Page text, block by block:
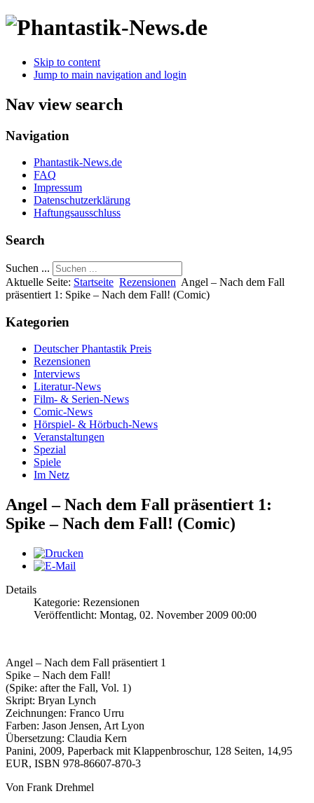
Skip to content
Jump to main navigation and login
Nav view search
Navigation
Phantastik-News.de
FAQ
Impressum
Datenschutzerklärung
Haftungsausschluss
Search
Suchen ...
Aktuelle Seite: Startseite Rezensionen Angel – Nach dem Fall
präsentiert 1: Spike – Nach dem Fall! (Comic)
Kategorien
Deutscher Phantastik Preis
Rezensionen
Interviews
Literatur-News
Film- & Serien-News
Comic-News
Hörspiel- & Hörbuch-News
Veranstaltungen
Spezial
Spiele
Im Netz
Angel – Nach dem Fall präsentiert 1:
Spike – Nach dem Fall! (Comic)
Details
Kategorie: Rezensionen
Veröffentlicht: Montag, 02. November 2009 00:00
Angel – Nach dem Fall präsentiert 1
Spike – Nach dem Fall!
(Spike: after the Fall, Vol. 1)
Skript: Bryan Lynch
Zeichnungen: Franco Urru
Farben: Jason Jensen, Art Lyon
Übersetzung: Claudia Kern
Panini, 2009, Paperback mit Klappenbroschur, 128 Seiten, 14,95
EUR, ISBN 978-86607-870-3
Von Frank Drehmel